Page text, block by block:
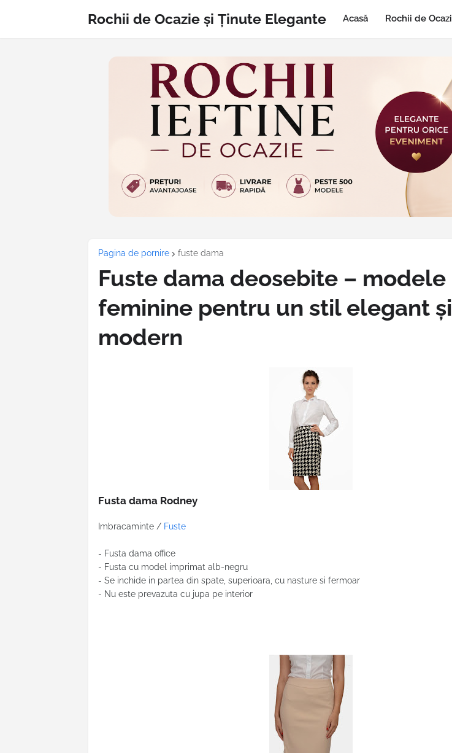
Rochii de Ocazie și Ținute Elegante Acasă Rochii de
Pagina de pornire fuste dama
Fuste dama deosebite – modele
feminine pentru un stil elegant și
modern
Fusta dama Rodney
Imbracaminte / Fuste
- Fusta dama office
- Fusta cu model imprimat alb-negru
- Se inchide in partea din spate, superioara, cu nasture si fermoar
- Nu este prevazuta cu jupa pe interior